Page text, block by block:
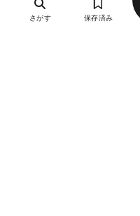
さがす 保存済み